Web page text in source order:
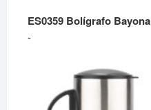
ES0359 Bolígrafo Bayona
-Rango
$595